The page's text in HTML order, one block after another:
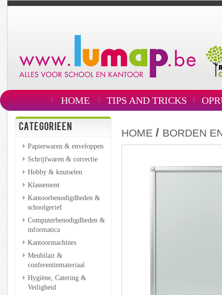
HOME TIPS AND TRICKS
CATEGORIEEN
Papierwaren & enveloppen
Schrijfwaren & correctie
Hobby & knutselen
Klassement
Kantoorbenodigdheden &
schoolgerief
Computerbenodigdheden &
informatica
Kantoormachines
Meubilair &
conferentiemateriaal
Hygiëne, Catering &
Veiligheid
HOME / BORDEN